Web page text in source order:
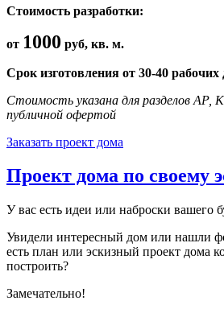
Стоимость разработки:
от 1000 руб, кв. м.
Срок изготовления от 30-40 рабочих
Стоимость указана для разделов АР,
публичной офертой
Заказать проект дома
Проект дома по своему
У вас есть идеи или наброски вашего
Увидели интересный дом или нашли
есть план или эскизный проект дома
построить?
Замечательно!